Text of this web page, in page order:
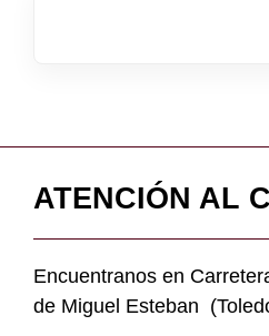
ATENCIÓN AL
Encuentranos en
de Miguel Esteban